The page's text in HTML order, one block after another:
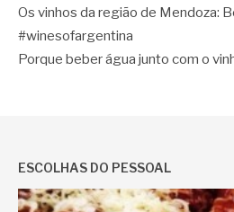
Os vinhos da região de Mendoza:
#winesofargentina
Porque beber água junto com o
ESCOLHAS DO PESSOAL